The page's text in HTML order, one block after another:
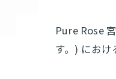
Pure Rose
す。) にお